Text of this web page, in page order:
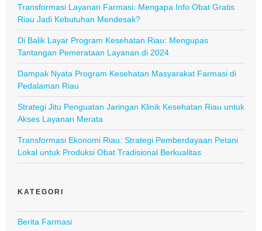
Transformasi Layanan Farmasi: Mengapa Info Obat Gratis
Riau Jadi Kebutuhan Mendesak?
Di Balik Layar Program Kesehatan Riau: Mengupas
Tantangan Pemerataan Layanan di 2024
Dampak Nyata Program Kesehatan Masyarakat Farmasi di
Pedalaman Riau
Strategi Jitu Penguatan Jaringan Klinik Kesehatan Riau untuk
Akses Layanan Merata
Transformasi Ekonomi Riau: Strategi Pemberdayaan Petani
Lokal untuk Produksi Obat Tradisional Berkualitas
KATEGORI
Berita Farmasi